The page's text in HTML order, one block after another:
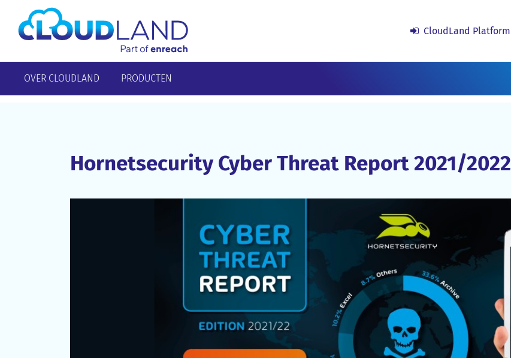
CloudLand Platform
OVER CLOUDLAND PRODUCTEN
Hornetsecurity Cyber Threat Report 2021/2022